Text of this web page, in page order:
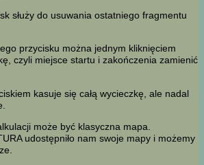
służy do usuwania ostatniego fragmentu
przycisku można jednym kliknięciem
czyli miejsce startu i zakończenia zamienić
kasuje się całą wycieczkę, ale nadal
może być klasyczna mapa.
udostępniło nam swoje mapy i możemy